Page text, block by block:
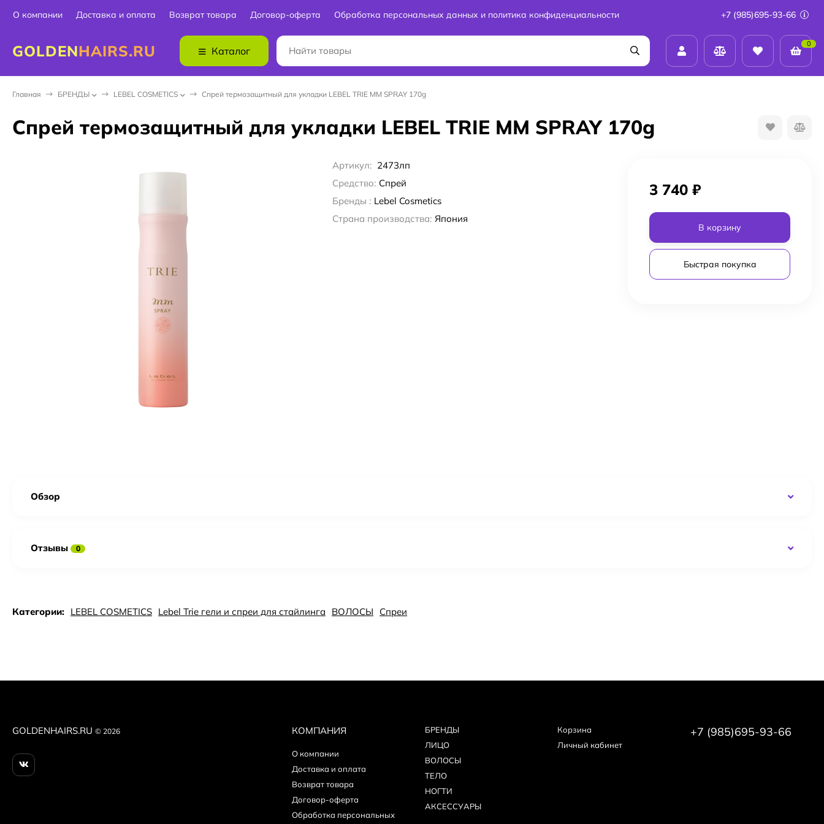
О компании Доставка и оплата Возврат товара Договор-оферта Обработка персональных данных и политика конфиденциальности +7 (985)695-93-66
GOLDENHAIRS.RU Каталог
0
Главная БPEНДЫ LEBEL COSMETICS Спрей термозащитный для укладки LEBEL TRIE MM SPRAY 170g
Спрей термозащитный для укладки LEBEL TRIE MM SPRAY 170g
Артикул: 2473лп
Средство: Спрей
Бренды : Lebel Cosmetics
Страна производства: Япония
3 740 ₽
В корзину
Быстрая покупка
Обзор
Отзывы 0
Категории: LEBEL COSMETICS Lebel Trie гели и спреи для стайлинга ВОЛОСЫ Спреи
GOLDENHAIRS.RU © 2026 КОМПАНИЯ
О компании
Доставка и оплата
Возврат товара
Договор-оферта
Обработка персональных
БPEНДЫ
ЛИЦО
ВОЛОСЫ
ТЕЛО
НОГТИ
АКСЕССУАРЫ
Корзина
Личный кабинет
+7 (985)695-93-66